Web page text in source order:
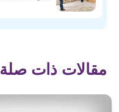
مقالات ذات صلة